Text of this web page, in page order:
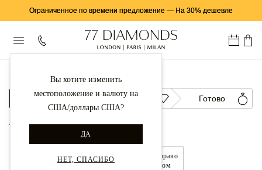
Ограниченное по времени предложение — На 30% дешевле
Вы хотите изменить
местоположение и валюту на
США/доллары США?
ДА
НЕТ, СПАСИБО
Настройка Бриллиант Готово
Вернуться в галерею
Перемещайте влево и вправо
для управления обзором